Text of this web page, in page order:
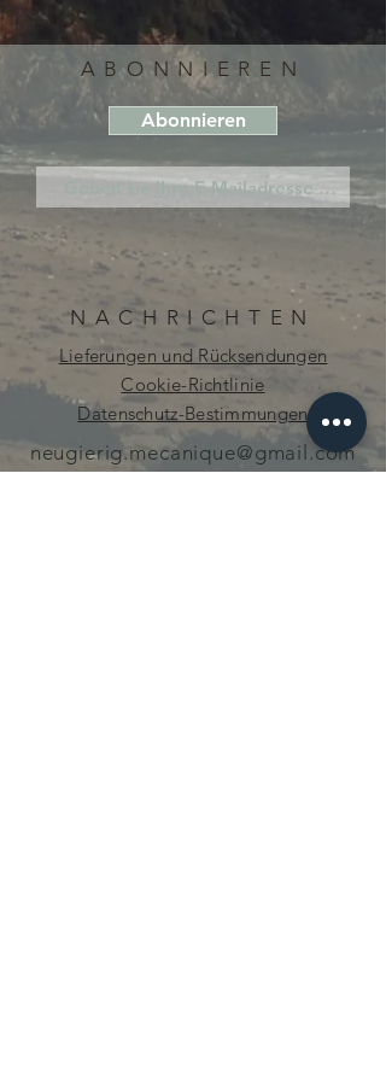
ABONNIEREN
Abonnieren
NACHRICHTEN
Lieferungen und Rücksendungen
Cookie-Richtlinie
Datenschutz-Bestimmungen
neugierig.mecanique@gmail.com